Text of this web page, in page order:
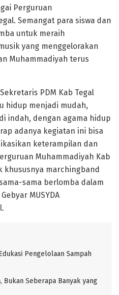
Perguruan
Semangat para siswa dan
untuk meraih
yang menggelorakan
Muhammadiyah terus
PDM Kab Tegal
hidup menjadi mudah,
indah, dengan agama hidup
adanya kegiatan ini bisa
keterampilan dan
Muhammadiyah Kab
khususnya marchingband
sama berlomba dalam
MUSYDA
Pengelolaan Sampah
Bukan Seberapa Banyak yang